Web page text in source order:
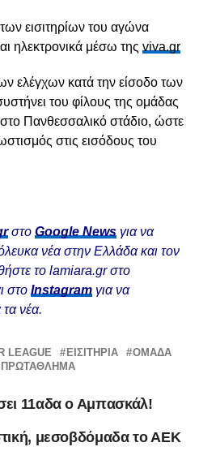
εισιτηρίων του αγώνα
ηλεκτρονικά μέσω της viva.gr
ελέγχων κατά την είσοδο των
του φίλους της ομάδας
Πανθεσσαλικό στάδιο, ώστε
στις εισόδους του
στο Google Newsγια να
νέα στην Ελλάδα και τον
το lamiara.gr στο
στο Instagram για να
νέα.
LEAGUE ΕΙΣΙΤΉΡΙΑ
ΟΜΆΔΑ
ΠΡΩΤΆΘΛΗΜΑ
11αδα ο Αμπασκάλ!
μεσοβδόμαδα το ΑΕΚ